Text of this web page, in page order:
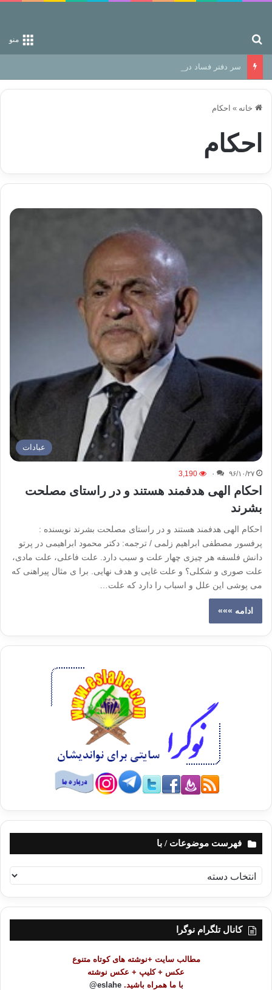
منو
سر دفتر فساد در زمین‌، دوری وکناره‌گیری از راه خداست‌!
خانه » احکام
احکام
عبادات
۹۶/۱۰/۲۷ ۰ 3,190
احکام الهی هدفمند هستند و در راستای مصلحت
بشرند
احکام الهی هدفمند هستند و در راستای مصلحت بشرند نویسنده :
پرفسور مصطفی ابراهیم زلمی / ترجمه: دکتر محمود ابراهیمی در پرتو
دانش فلسفه هر چیزی چهار علت و سبب دارد. علت فاعلی، علت مادی،
علت صوری و شکلی؟ و علت غایی و هدف نهایی. برا ی مثال پیراهنی که
می پوشی این علل و اسباب را دارد که علت…
ادامه »»»
فهرست موضوعات / با
ه
ر
کانال تلگرام نوگرا
مطالب سایت +نوشته های کوتاه متنوع
عکس + کلیپ + عکس نوشته
با ما همراه باشید. eslahe@